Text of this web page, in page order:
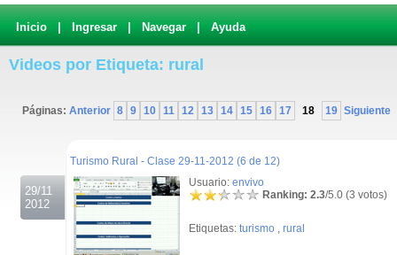
Inicio Ingresar Navegar Ayuda
Videos por Etiqueta: rural
Páginas: Anterior 8 9 10 11 12 13 14 15 16 17 18 19 Siguiente
29/11
2012
Turismo Rural - Clase 29-11-2012 (6 de 12)
Usuario: envivo
Ranking: 2.3/5.0 (3 votos)
Etiquetas: turismo , rural